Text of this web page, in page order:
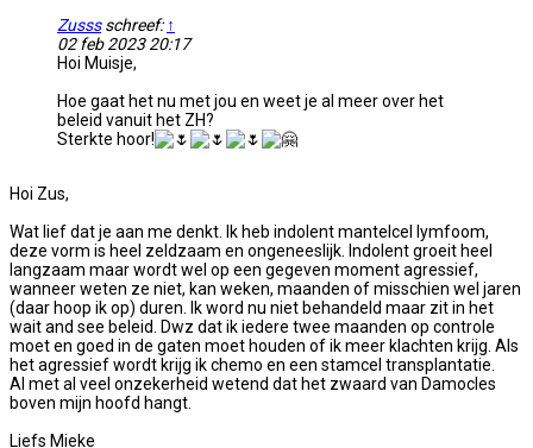
Zusssschreef: ↑
02 feb 2023 20:17
Hoi Muisje,
Hoe gaat het nu met jou en weet je al meer over het
beleid vanuit het ZH?
Sterkte hoor!
Hoi Zus,
Wat lief dat je aan me denkt. Ik heb indolent mantelcel lymfoom,
deze vorm is heel zeldzaam en ongeneeslijk. Indolent groeit heel
langzaam maar wordt wel op een gegeven moment agressief,
wanneer weten ze niet, kan weken, maanden of misschien wel jaren
(daar hoop ik op) duren. Ik word nu niet behandeld maar zit in het
wait and see beleid. Dwz dat ik iedere twee maanden op controle
moet en goed in de gaten moet houden of ik meer klachten krijg. Als
het agressief wordt krijg ik chemo en een stamcel transplantatie.
Al met al veel onzekerheid wetend dat het zwaard van Damocles
boven mijn hoofd hangt.
Liefs Mieke